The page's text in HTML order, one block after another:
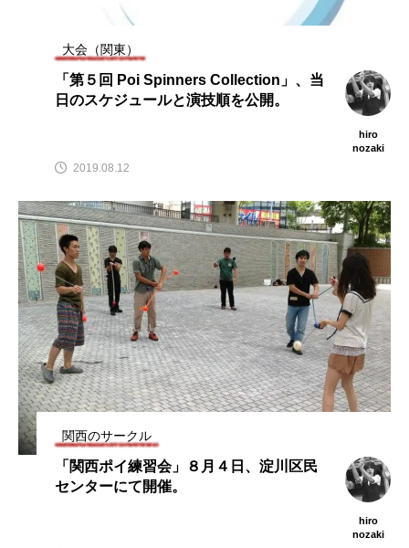
大会（関東）
「第５回 Poi Spinners Collection」、当
日のスケジュールと演技順を公開。
hiro
nozaki
2019.08.12
関西のサークル
「関西ポイ練習会」８月４日、淀川区民
センターにて開催。
hiro
nozaki